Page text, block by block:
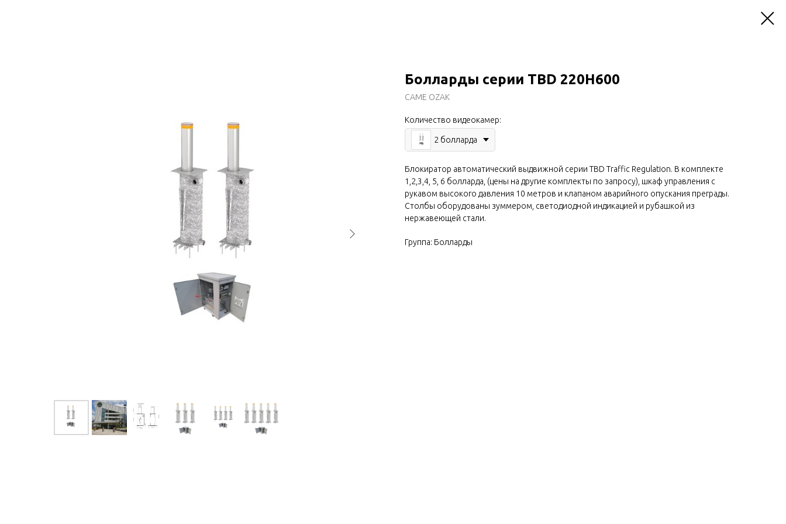
Болларды серии TBD 220H600
CAME OZAK
Количество видеокамер:
2 болларда
Блокиратор автоматический выдвижной серии TBD Traffic Regulation. В комплекте
1,2,3,4, 5, 6 болларда, (цены на другие комплекты по запросу), шкаф управления с
рукавом высокого давления 10 метров и клапаном аварийного опускания преграды.
Столбы оборудованы зуммером, светодиодной индикацией и рубашкой из
нержавеющей стали.
Группа: Болларды